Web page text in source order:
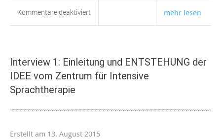
Kommentare deaktiviert
bei
Aphasie
mehr lesen
Interview 1: Einleitung und ENTSTEHUNG der
IDEE vom Zentrum für Intensive
Sprachtherapie
Erstellt am 13. August 2015